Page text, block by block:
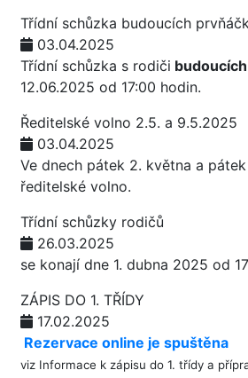
Třídní schůzka budoucích
03.04.2025
Třídní schůzka s rodiči
12.06.2025 od 17:00 hodin.
Ředitelské volno 2.5. a 9.5.2025
03.04.2025
Ve dnech pátek 2. května a
ředitelské volno.
Třídní schůzky rodičů
26.03.2025
se konají dne 1. dubna 2025 od
ZÁPIS DO 1. TŘÍDY
17.02.2025
Rezervace online je spuštěna
viz Informace k zápisu do 1. třídy a